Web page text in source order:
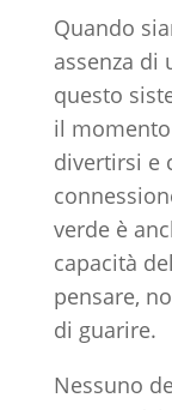
Quando
assenza di
questo
il
divertirsi e
verde è
capacità
pensare,
di guarire.
Nessuno